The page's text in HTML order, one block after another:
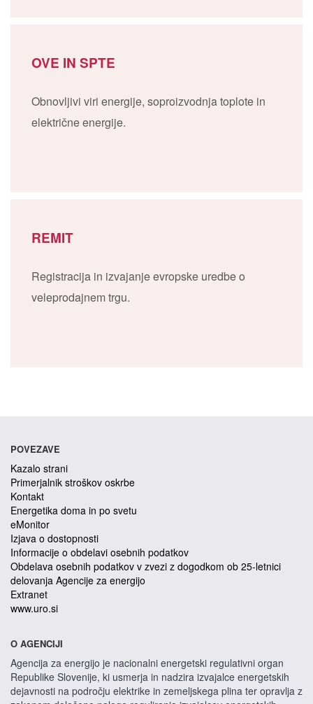
OVE IN SPTE
Obnovljivi viri energije, soproizvodnja toplote in
električne energije.
REMIT
Registracija in izvajanje evropske uredbe o
veleprodajnem trgu.
POVEZAVE
Kazalo strani
Primerjalnik stroškov oskrbe
Kontakt
Energetika doma in po svetu
eMonitor
Izjava o dostopnosti
Informacije o obdelavi osebnih podatkov
Obdelava osebnih podatkov v zvezi z dogodkom ob 25-letnici
delovanja Agencije za energijo
Extranet
www.uro.si
O AGENCIJI
Agencija za energijo je nacionalni energetski regulativni organ
Republike Slovenije, ki usmerja in nadzira izvajalce energetskih
dejavnosti na področju elektrike in zemeljskega plina ter opravlja z